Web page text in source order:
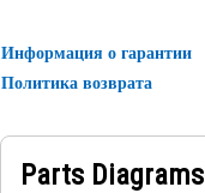
Информация о гарантии
Политика возврата
Parts Diagrams